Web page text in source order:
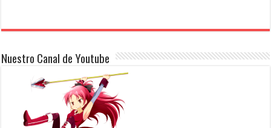
Nuestro Canal de Youtube